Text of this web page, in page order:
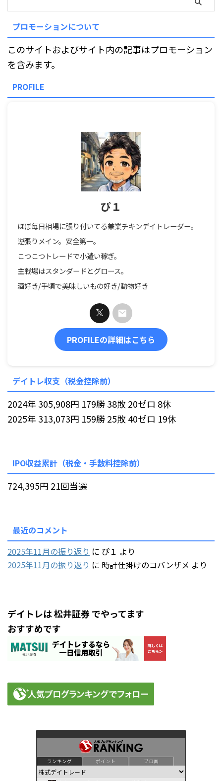
プロモーションについて
このサイトおよびサイト内の記事はプロモーション
を含みます。
PROFILE
ぴ１
ほぼ毎日相場に張り付いてる兼業チキンデイトレーダー。
逆張りメイン。安全第一。
こつこつトレードで小遣い稼ぎ。
主戦場はスタンダードとグロース。
酒好き/手頃で美味しいもの好き/動物好き
PROFILEの詳細はこちら
デイトレ収支（税金控除前）
2024年 305,908円 179勝 38敗 20ゼロ 8休
2025年 313,073円 159勝 25敗 40ゼロ 19休
IPO収益累計（税金・手数料控除前）
724,395円 21回当選
最近のコメント
2025年11月の振り返り に ぴ１ より
2025年11月の振り返り に 時計仕掛けのコバンザメ より
デイトレは 松井証券 でやってます
おすすめです
ランキング ポイント ブロ画